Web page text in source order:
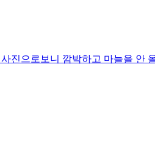
진으로보니 깜박하고 마늘을 안